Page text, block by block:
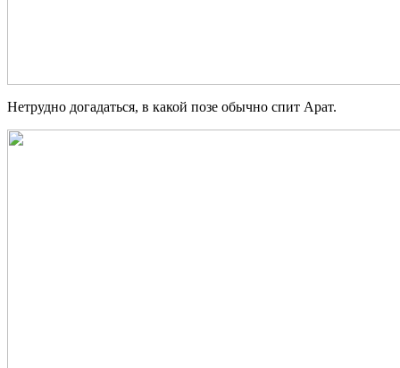
Нетрудно догадаться, в какой позе обычно спит Арат.